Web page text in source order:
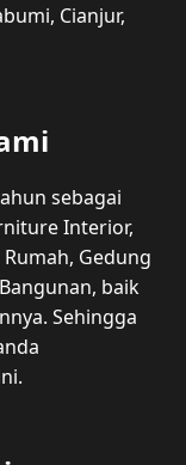
Cianjur,
sebagai
Interior,
Gedung
baik
Sehingga